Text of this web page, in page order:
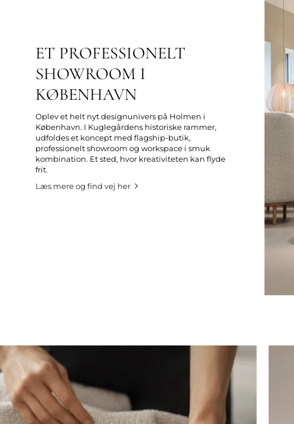
ET PROFESSIONELT
SHOWROOM I
KØBENHAVN
Oplev et helt nyt designunivers på Holmen i
København. I Kuglegårdens historiske rammer,
udfoldes et koncept med flagship-butik,
professionelt showroom og workspace i smuk
kombination. Et sted, hvor kreativiteten kan flyde
frit.
Læs mere og find vej her